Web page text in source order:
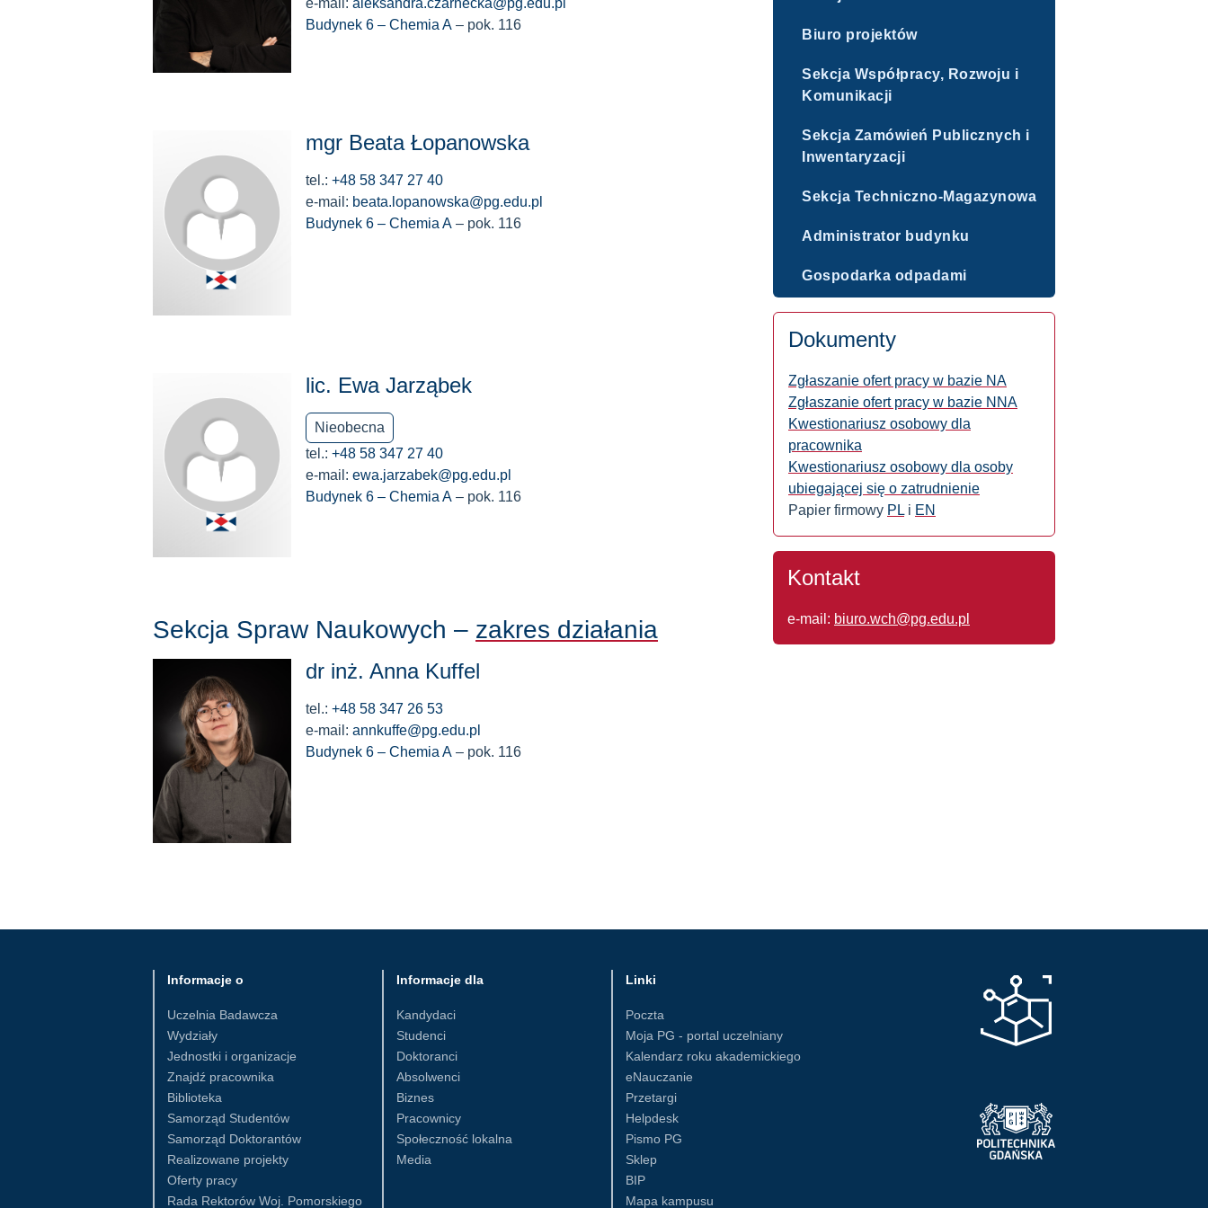
Biuro projektów
Sekcja Współpracy, Rozwoju i
Komunikacji
Sekcja Zamówień Publicznych i
Inwentaryzacji
Sekcja Techniczno-Magazynowa
Administrator budynku
Gospodarka odpadami
Dokumenty
Zgłaszanie ofert pracy w bazie NA
Zgłaszanie ofert pracy w bazie NNA
Kwestionariusz osobowy dla
pracownika
Kwestionariusz osobowy dla osoby
ubiegającej się o zatrudnienie
Papier firmowy PL i EN
Kontakt
e-mail: biuro.wch@pg.edu.pl
e-mail: aleksandra.czarnecka@pg.edu.pl
Budynek 6 – Chemia A – pok. 116
mgr Beata Łopanowska
tel.: +48 58 347 27 40
e-mail: beata.lopanowska@pg.edu.pl
Budynek 6 – Chemia A – pok. 116
lic. Ewa Jarząbek
Nieobecna
tel.: +48 58 347 27 40
e-mail: ewa.jarzabek@pg.edu.pl
Budynek 6 – Chemia A – pok. 116
Sekcja Spraw Naukowych – zakres działania
dr inż. Anna Kuffel
tel.: +48 58 347 26 53
e-mail: annkuffe@pg.edu.pl
Budynek 6 – Chemia A – pok. 116
Informacje o
Uczelnia Badawcza
Wydziały
Jednostki i organizacje
Znajdź pracownika
Biblioteka
Samorząd Studentów
Samorząd Doktorantów
Realizowane projekty
Oferty pracy
Rada Rektorów Woj. Pomorskiego
Informacje dla
Kandydaci
Studenci
Doktoranci
Absolwenci
Biznes
Pracownicy
Społeczność lokalna
Media
Linki
Poczta
Moja PG - portal uczelniany
Kalendarz roku akademickiego
eNauczanie
Przetargi
Helpdesk
Pismo PG
Sklep
BIP
Mapa kampusu